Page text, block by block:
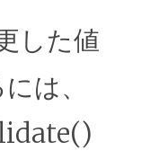
した値
は、